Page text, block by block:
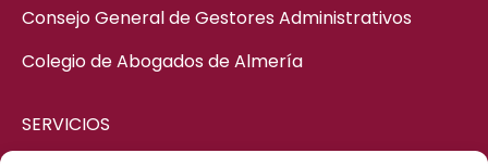
Consejo General de Gestores Administrativos
Colegio de Abogados de Almería
SERVICIOS